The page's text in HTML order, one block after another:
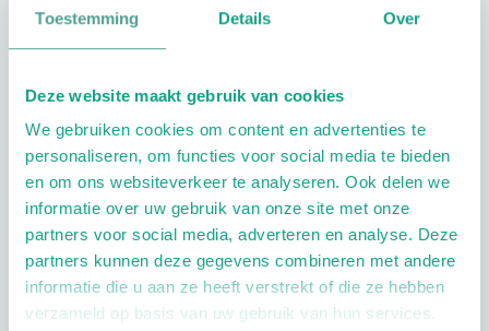
Toestemming Details Over
Deze website maakt gebruik van cookies
We gebruiken cookies om content en advertenties te
personaliseren, om functies voor social media te bieden
en om ons websiteverkeer te analyseren. Ook delen we
informatie over uw gebruik van onze site met onze
partners voor social media, adverteren en analyse. Deze
partners kunnen deze gegevens combineren met andere
informatie die u aan ze heeft verstrekt of die ze hebben
verzameld op basis van uw gebruik van hun services.
Schrijf ook een review
Extra opties